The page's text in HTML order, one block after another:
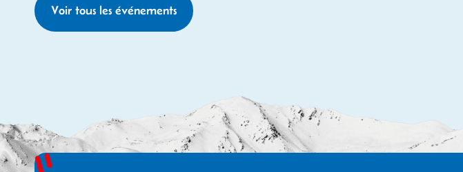
Voir tous les événements